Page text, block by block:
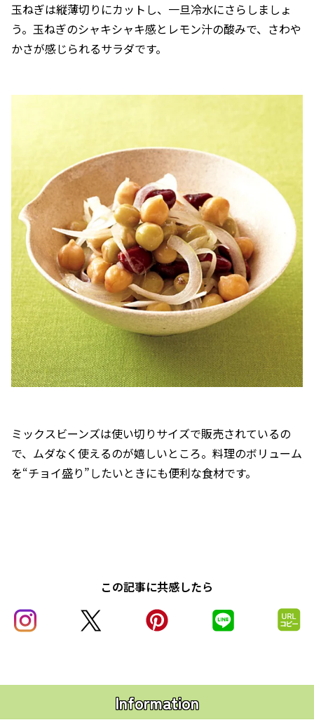
玉ねぎは縦薄切りにカットし、一旦冷水にさらしましょ
う。玉ねぎのシャキシャキ感とレモン汁の酸みで、さわや
かさが感じられるサラダです。
ミックスビーンズは使い切りサイズで販売されているの
で、ムダなく使えるのが嬉しいところ。料理のボリューム
を“チョイ盛り”したいときにも便利な食材です。
この記事に共感したら
Information